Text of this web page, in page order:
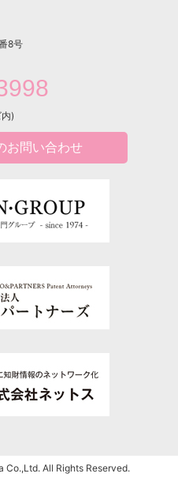
8号
)
お問い合わせ
All Rights Reserved.